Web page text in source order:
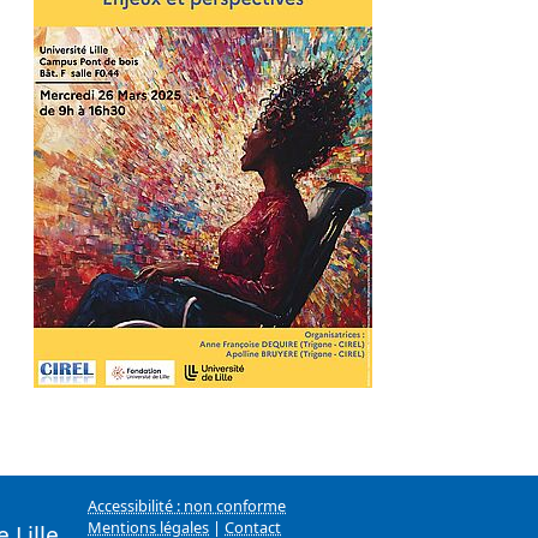
Accessibilité : non conforme
Mentions légales | Contact